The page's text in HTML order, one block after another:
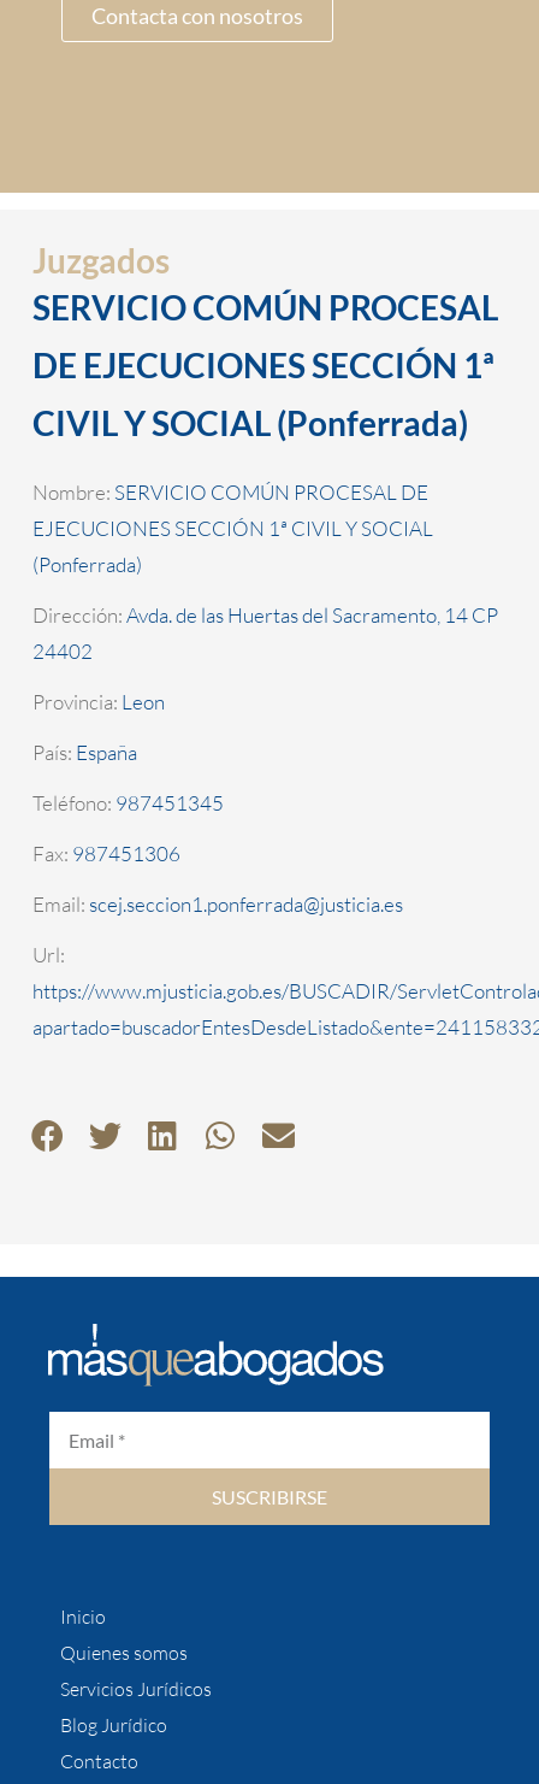
Contacta con nosotros
Juzgados
SERVICIO COMÚN PROCESAL
DE EJECUCIONES SECCIÓN 1ª
CIVIL Y SOCIAL (Ponferrada)
Nombre: SERVICIO COMÚN PROCESAL DE
EJECUCIONES SECCIÓN 1ª CIVIL Y SOCIAL
(Ponferrada)
Dirección:Avda. de las Huertas del Sacramento, 14 CP
24402
Provincia: Leon
País: España
Teléfono: 987451345
Fax: 987451306
Email: scej.seccion1.ponferrada@justicia.es
Url:
https://www.mjusticia.gob.es/BUSCADIR/
SUSCRIBIRSE
Inicio
Quienes somos
Servicios Jurídicos
Blog Jurídico
Contacto